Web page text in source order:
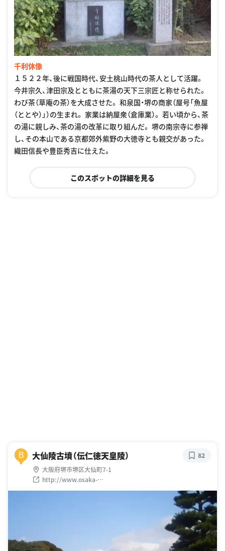
千利休像
１５２２年、後に戦国時代、安土桃山時代の茶人として活躍。
今井宗久、津田宗及とともに茶湯の天下三宗匠と称せられた。
わび茶（草庵の茶）を大成させた。 和泉国・堺の商家（屋号「魚屋
（ととや）」）の生まれ。 家業は納屋衆（倉庫業）。 若い頃から、茶
の湯に親しみ、茶の湯の改革に取り組んだ。 堺の南宗寺に参禅
し、その本山である京都郊外紫野の大徳寺とも親交があった。
織田信長や豊臣秀吉に仕えた。
このスポットの詳細を見る
B 大仙陵古墳（伝仁徳天皇陵）
大阪府堺市堺区大仙町7-1
http://www.osaka-
info.jp/jp/search/detail/sightseeing_897.html
82